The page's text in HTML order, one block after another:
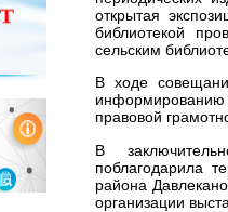
открытая
библиотекой
сельским
В ходе
правовой
В
поблагодарила
района
организации